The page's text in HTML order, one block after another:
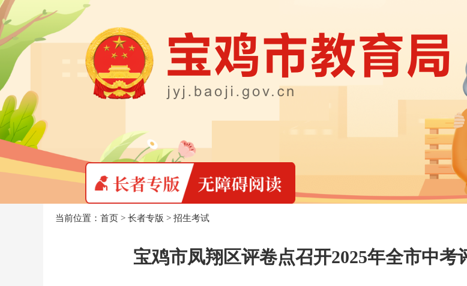
当前位置： 首页 > 长者专版 > 招生考试
宝鸡市凤翔区评卷点召开2025年全市中